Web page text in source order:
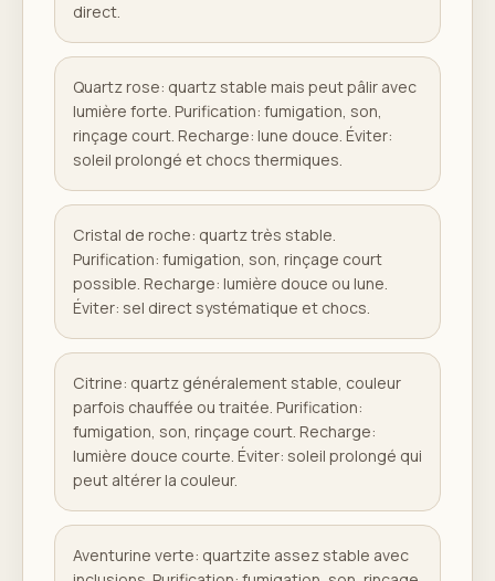
direct.
Quartz rose: quartz stable mais peut pâlir avec
lumière forte. Purification: fumigation, son,
rinçage court. Recharge: lune douce. Éviter:
soleil prolongé et chocs thermiques.
Cristal de roche: quartz très stable.
Purification: fumigation, son, rinçage court
possible. Recharge: lumière douce ou lune.
Éviter: sel direct systématique et chocs.
Citrine: quartz généralement stable, couleur
parfois chauffée ou traitée. Purification:
fumigation, son, rinçage court. Recharge:
lumière douce courte. Éviter: soleil prolongé qui
peut altérer la couleur.
Aventurine verte: quartzite assez stable avec